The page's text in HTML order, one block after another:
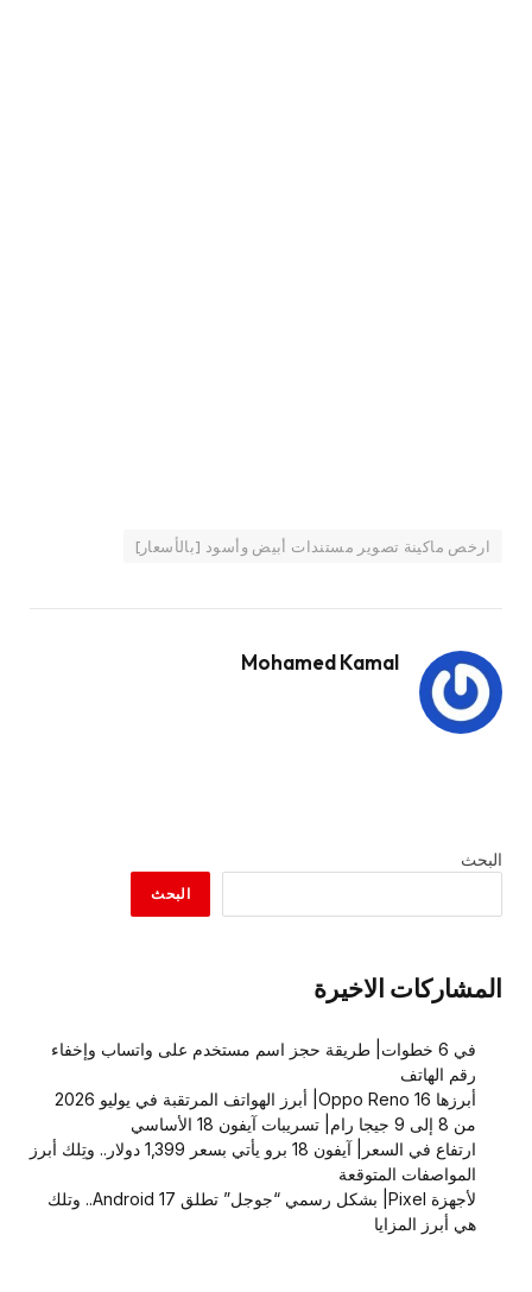
ارخص ماكينة تصوير مستندات أبيض وأسود [بالأسعار]
Mohamed Kamal
البحث
البحث
المشاركات الاخيرة
في 6 خطوات| طريقة حجز اسم مستخدم على واتساب وإخفاء
رقم الهاتف
أبرزها Oppo Reno 16| أبرز الهواتف المرتقبة في يوليو 2026
من 8 إلى 9 جيجا رام| تسريبات آيفون 18 الأساسي
ارتفاع في السعر| آيفون 18 برو يأتي بسعر 1,399 دولار.. وتِلك أبرز
المواصفات المتوقعة
لأجهزة Pixel| بشكل رسمي “جوجل” تطلق Android 17.. وتلك
هي أبرز المزايا